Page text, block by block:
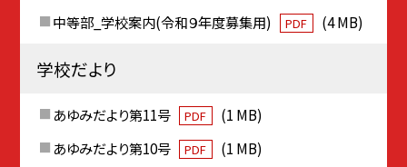
中等部_学校案内(令和９年度募集用)
PDF (4 MB)
学校だより
あゆみだより第11号 PDF
(1 MB)
あゆみだより第10号
PDF
(1 MB)